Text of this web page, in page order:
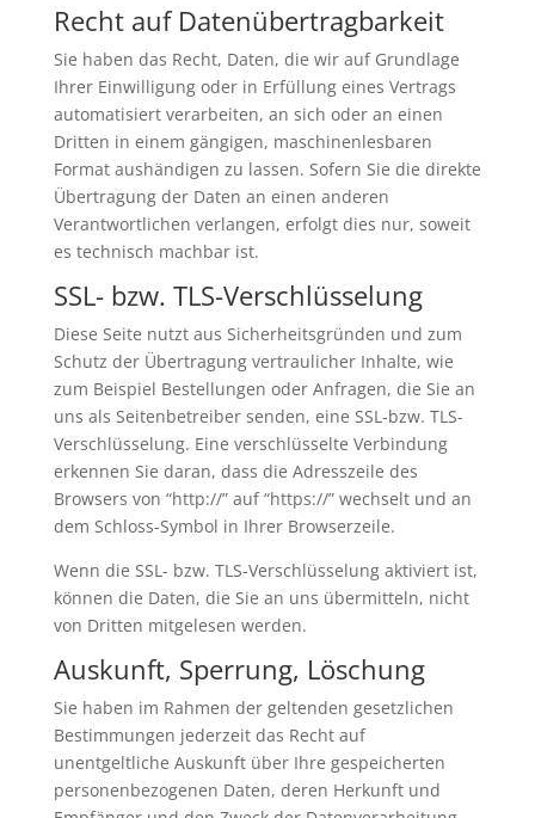
Recht auf Datenübertragbarkeit
Sie haben das Recht, Daten, die wir auf Grundlage
Ihrer Einwilligung oder in Erfüllung eines Vertrags
automatisiert verarbeiten, an sich oder an einen
Dritten in einem gängigen, maschinenlesbaren
Format aushändigen zu lassen. Sofern Sie die direkte
Übertragung der Daten an einen anderen
Verantwortlichen verlangen, erfolgt dies nur, soweit
es technisch machbar ist.
SSL- bzw. TLS-Verschlüsselung
Diese Seite nutzt aus Sicherheitsgründen und zum
Schutz der Übertragung vertraulicher Inhalte, wie
zum Beispiel Bestellungen oder Anfragen, die Sie an
uns als Seitenbetreiber senden, eine SSL-bzw. TLS-
Verschlüsselung. Eine verschlüsselte Verbindung
erkennen Sie daran, dass die Adresszeile des
Browsers von “http://” auf “https://” wechselt und an
dem Schloss-Symbol in Ihrer Browserzeile.
Wenn die SSL- bzw. TLS-Verschlüsselung aktiviert ist,
können die Daten, die Sie an uns übermitteln, nicht
von Dritten mitgelesen werden.
Auskunft, Sperrung, Löschung
Sie haben im Rahmen der geltenden gesetzlichen
Bestimmungen jederzeit das Recht auf
unentgeltliche Auskunft über Ihre gespeicherten
personenbezogenen Daten, deren Herkunft und